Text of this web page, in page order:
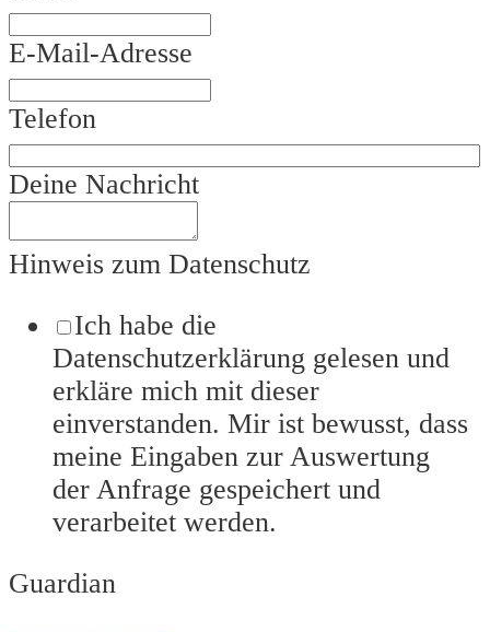
E-Mail-Adresse
Telefon
Deine Nachricht
Hinweis zum Datenschutz
Ich habe die
Datenschutzerklärung gelesen und
erkläre mich mit dieser
einverstanden. Mir ist bewusst, dass
meine Eingaben zur Auswertung
der Anfrage gespeichert und
verarbeitet werden.
Guardian